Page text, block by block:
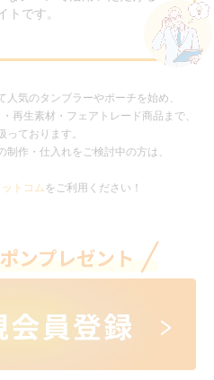
トです。
気のタンブラーやポーチを始め、
再生素材・フェアトレード商品まで、
っております。
作・仕入れをご検討中の方は、
トコム をご利用ください！